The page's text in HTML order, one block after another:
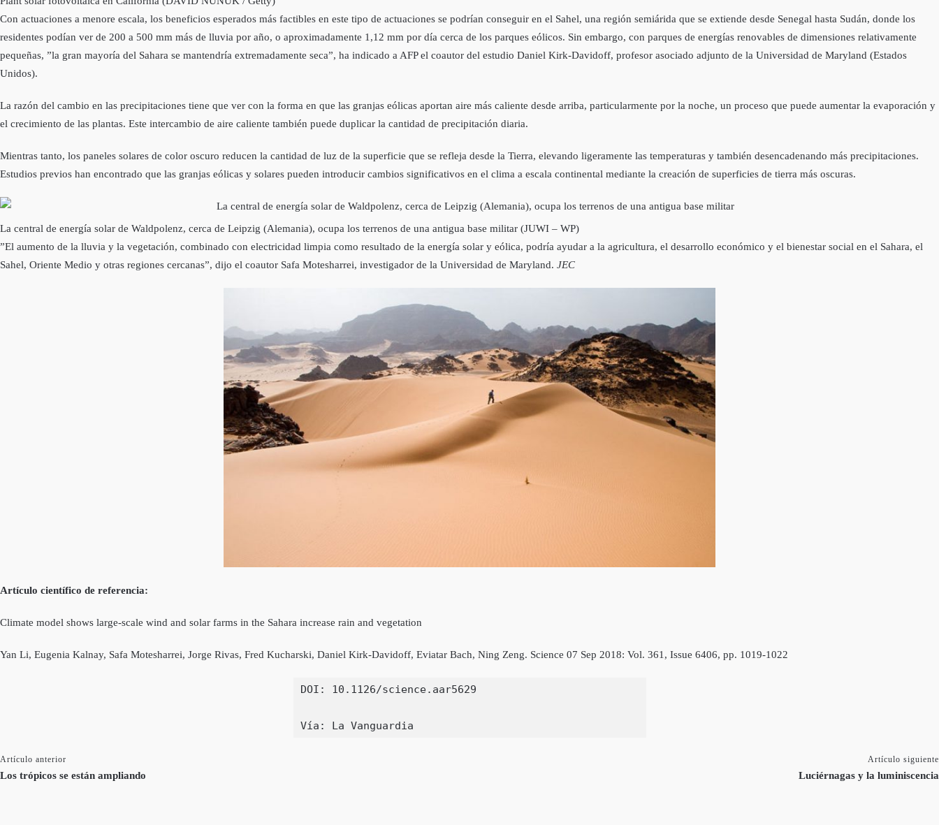
Con actuaciones a menore escala, los beneficios esperados más factibles en este tipo de actuaciones se podrían conseguir en el Sahel, una región semiárida que se extiende desde Senegal hasta Sudán, donde los
residentes podían ver de 200 a 500 mm más de lluvia por año, o aproximadamente 1,12 mm por día cerca de los parques eólicos. Sin embargo, con parques de energías renovables de dimensiones relativamente
pequeñas, ”la gran mayoría del Sahara se mantendría extremadamente seca”, ha indicado a AFP el coautor del estudio Daniel Kirk-Davidoff, profesor asociado adjunto de la Universidad de Maryland (Estados
Unidos).
La razón del cambio en las precipitaciones tiene que ver con la forma en que las granjas eólicas aportan aire más caliente desde arriba, particularmente por la noche, un proceso que puede aumentar la evaporación y
el crecimiento de las plantas. Este intercambio de aire caliente también puede duplicar la cantidad de precipitación diaria.
Mientras tanto, los paneles solares de color oscuro reducen la cantidad de luz de la superficie que se refleja desde la Tierra, elevando ligeramente las temperaturas y también desencadenando más precipitaciones.
Estudios previos han encontrado que las granjas eólicas y solares pueden introducir cambios significativos en el clima a escala continental mediante la creación de superficies de tierra más oscuras.
La central de energía solar de Waldpolenz, cerca de Leipzig (Alemania), ocupa los terrenos de una antigua base militar (JUWI – WP)
”El aumento de la lluvia y la vegetación, combinado con electricidad limpia como resultado de la energía solar y eólica, podría ayudar a la agricultura, el desarrollo económico y el bienestar social en el Sahara, el
Sahel, Oriente Medio y otras regiones cercanas”, dijo el coautor Safa Motesharrei, investigador de la Universidad de Maryland. JEC
Artículo científico de referencia:
Climate model shows large-scale wind and solar farms in the Sahara increase rain and vegetation
Yan Li, Eugenia Kalnay, Safa Motesharrei, Jorge Rivas, Fred Kucharski, Daniel Kirk-Davidoff, Eviatar Bach, Ning Zeng. Science 07 Sep 2018: Vol. 361, Issue 6406, pp. 1019-1022
DOI: 10.1126/science.aar5629
Vía: La Vanguardia
Artículo anterior
Los trópicos se están ampliando
Artículo siguiente
Luciérnagas y la luminiscencia